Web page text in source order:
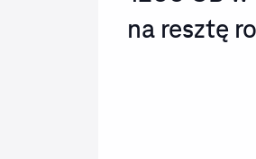
na resztę